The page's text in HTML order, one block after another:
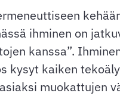
ihminen on
kanssa”.
kysyt kaiken
muokattujen